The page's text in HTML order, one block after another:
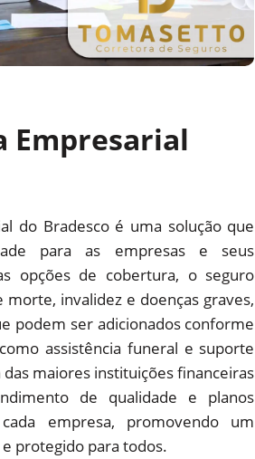
Empresarial
do Bradesco é uma solução que
para as empresas e seus
opções de cobertura, o seguro
invalidez e doenças graves,
podem ser adicionados conforme
assistência funeral e suporte
maiores instituições financeiras
de qualidade e planos
empresa, promovendo um
protegido para todos.